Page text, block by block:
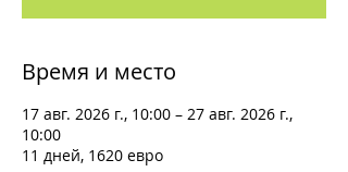
Время и место
17 авг. 2026 г., 10:00 – 27 авг. 2026 г.,
10:00
11 дней, 1620 евро